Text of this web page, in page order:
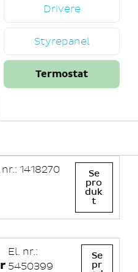
Drivere
Styrepanel
Termostat
nr.: 1418270
Se
pro
duk
t
El. nr.:
5450399
Se
pr